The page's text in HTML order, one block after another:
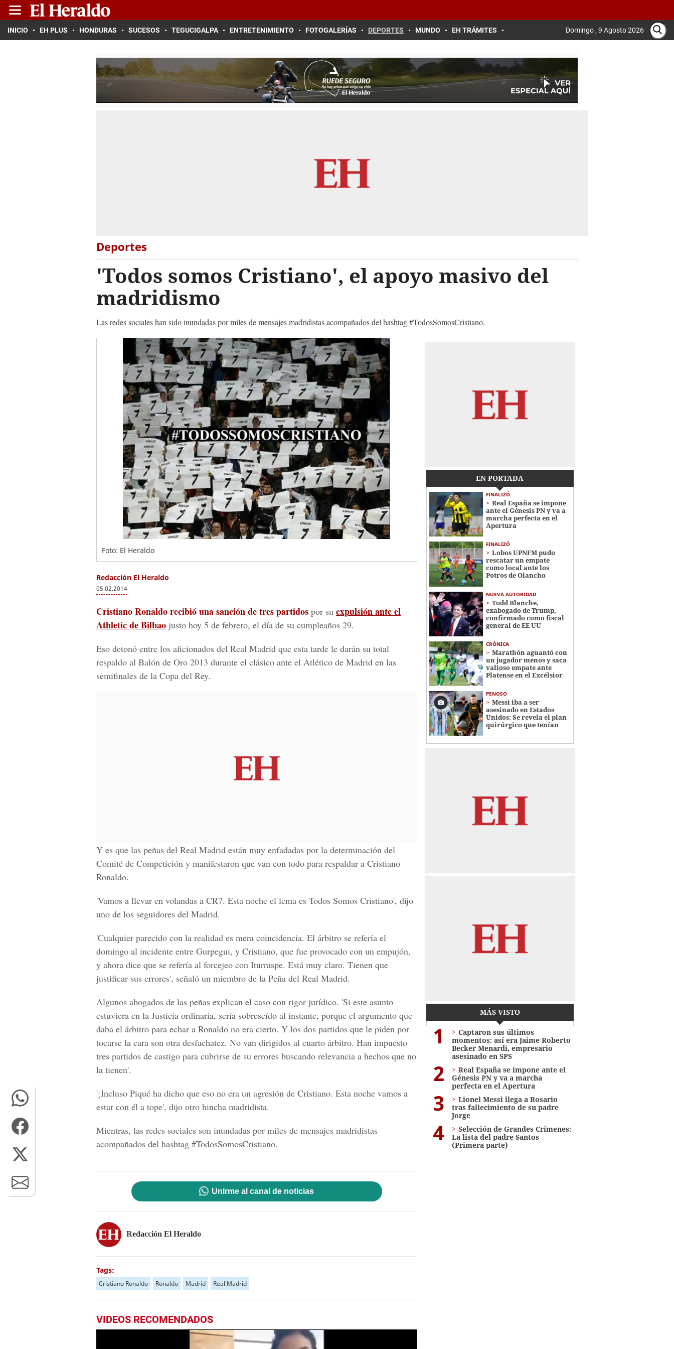
INICIO EH PLUS HONDURAS SUCESOS TEGUCIGALPA ENTRETENIMIENTO FOTOGALERÍAS DEPORTES MUNDO EH TRÁMITES Domingo , 9 Agosto 2026
Deportes
'Todos somos Cristiano', el apoyo masivo del
madridismo
Las redes sociales han sido inundadas por miles de mensajes madridistas acompañados del hashtag #TodosSomosCristiano.
Foto: El Heraldo
Redacción El Heraldo
05.02.2014
Cristiano Ronaldo recibió una sanción de tres partidos por su expulsión ante el
Athletic de Bilbao justo hoy 5 de febrero, el día de su cumpleaños 29.
Eso detonó entre los aficionados del Real Madrid que esta tarde le darán su total
respaldo al Balón de Oro 2013 durante el clásico ante el Atlético de Madrid en las
semifinales de la Copa del Rey.
Y es que las peñas del Real Madrid están muy enfadadas por la determinación del
Comité de Competición y manifestaron que van con todo para respaldar a Cristiano
Ronaldo.
'Vamos a llevar en volandas a CR7. Esta noche el lema es Todos Somos Cristiano', dijo
uno de los seguidores del Madrid.
'Cualquier parecido con la realidad es mera coincidencia. El árbitro se refería el
domingo al incidente entre Gurpegui, y Cristiano, que fue provocado con un empujón,
y ahora dice que se refería al forcejeo con Iturraspe. Está muy claro. Tienen que
justificar sus errores', señaló un miembro de la Peña del Real Madrid.
Algunos abogados de las peñas explican el caso con rigor jurídico. 'Si este asunto
estuviera en la Justicia ordinaria, sería sobreseído al instante, porque el argumento que
daba el árbitro para echar a Ronaldo no era cierto. Y los dos partidos que le piden por
tocarse la cara son otra desfachatez. No van dirigidos al cuarto árbitro. Han impuesto
tres partidos de castigo para cubrirse de su errores buscando relevancia a hechos que no
la tienen'.
'¡Incluso Piqué ha dicho que eso no era un agresión de Cristiano. Esta noche vamos a
estar con él a tope', dijo otro hincha madridista.
Mientras, las redes sociales son inundadas por miles de mensajes madridistas
acompañados del hashtag #TodosSomosCristiano.
Unirme al canal de noticias
Redacción El Heraldo
Tags:
Cristiano Ronaldo Ronaldo Madrid Real Madrid
VIDEOS RECOMENDADOS
EN PORTADA
FINALIZÓ
Real España se impone
ante el Génesis PN y va a
marcha perfecta en el
Apertura
FINALIZÓ
Lobos UPNFM pudo
rescatar un empate
como local ante los
Potros de Olancho
NUEVA AUTORIDAD
Todd Blanche,
exabogado de Trump,
confirmado como fiscal
general de EE UU
CRÓNICA
Marathón aguantó con
un jugador menos y saca
valioso empate ante
Platense en el Excélsior
PENOSO
Messi iba a ser
asesinado en Estados
Unidos: Se revela el plan
quirúrgico que tenían
MÁS VISTO
1
Captaron sus últimos
momentos: así era Jaime Roberto
Becker Menardi​​​, empresario
asesinado en SPS
2
Real España se impone ante el
Génesis PN y va a marcha
perfecta en el Apertura
3
Lionel Messi llega a Rosario
tras fallecimiento de su padre
Jorge
4
Selección de Grandes Crímenes:
La lista del padre Santos
(Primera parte)